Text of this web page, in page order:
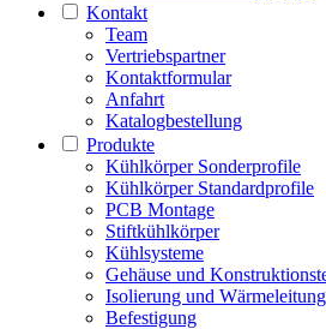
Kontakt
Team
Vertriebspartner
Kontaktformular
Anfahrt
Katalogbestellung
Produkte
Kühlkörper Sonderprofile
Kühlkörper Standardprofile
PCB Montage
Stiftkühlkörper
Kühlsysteme
Gehäuse und
Isolierung und Wärmeleitung
Befestigung